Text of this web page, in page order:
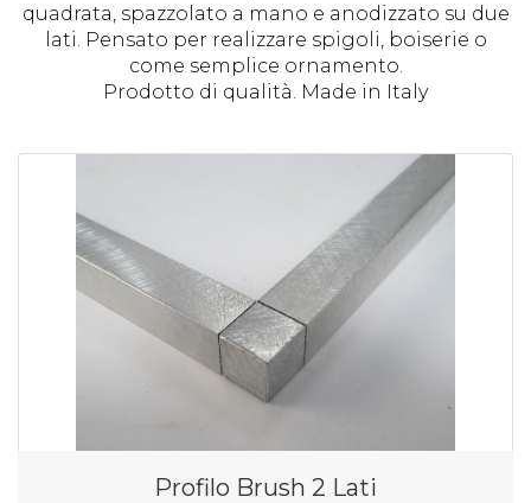
quadrata, spazzolato a mano e anodizzato su due
lati. Pensato per realizzare spigoli, boiserie o
come semplice ornamento.
Prodotto di qualità. Made in Italy
Profilo Brush 2 Lati